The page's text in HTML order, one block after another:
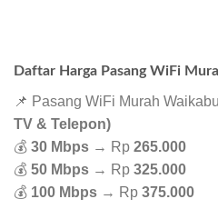
Daftar Harga Pasang WiFi
📌 Pasang WiFi Murah
TV & Telepon)
💰 30 Mbps → Rp 265.000
💰 50 Mbps → Rp 325.000
💰 100 Mbps → Rp 375.000